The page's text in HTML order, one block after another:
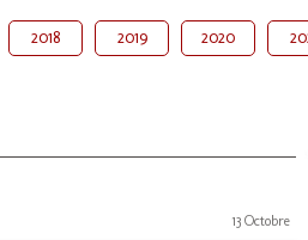
2018 2019 2020
13 Octobre